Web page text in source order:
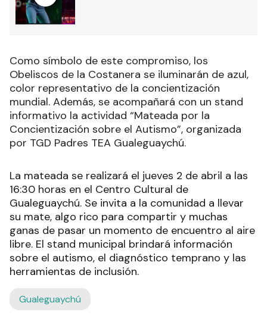
Como símbolo de este compromiso, los
Obeliscos de la Costanera se iluminarán de azul,
color representativo de la concientización
mundial. Además, se acompañará con un stand
informativo la actividad “Mateada por la
Concientización sobre el Autismo”, organizada
por TGD Padres TEA Gualeguaychú.
La mateada se realizará el jueves 2 de abril a las
16:30 horas en el Centro Cultural de
Gualeguaychú. Se invita a la comunidad a llevar
su mate, algo rico para compartir y muchas
ganas de pasar un momento de encuentro al aire
libre. El stand municipal brindará información
sobre el autismo, el diagnóstico temprano y las
herramientas de inclusión.
Gualeguaychú